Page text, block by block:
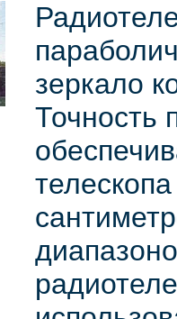
зеркало
Точность